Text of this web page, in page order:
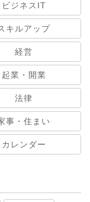
ビジネスIT
キルアップ
経営
起業・開業
法律
事・住まい
カレンダー